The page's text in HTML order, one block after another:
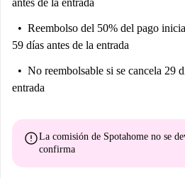
antes de la entrada
Reembolso del 50% del pago
59 días antes de la entrada
No reembolsable si se cancela 29
entrada
errorLa comisión de Spotahome no se
confirma